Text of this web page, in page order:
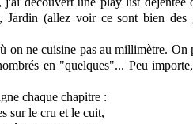
Jardin (allez voir ce sont bien
on ne cuisine pas au millimètre. On
en "quelques"... Peu
chaque chapitre :
sur le cru et le cuit,